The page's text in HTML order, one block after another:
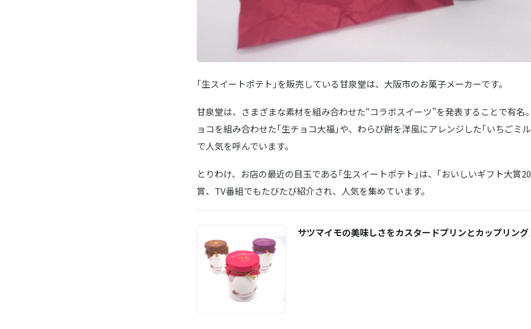
｢生スイートポテト｣を販売している甘泉堂は、大阪市のお菓子メーカーです。
甘泉堂は、さまざまな素材を組み合わせた“コラボスイーツ”を発表することで有名
ョコを組み合わせた｢生チョコ大福｣や、わらび餅を洋風にアレンジした｢いちごミ
で人気を呼んでいます。
とりわけ、お店の最近の目玉である｢生スイートポテト｣は、｢おいしいギフト大賞
賞、TV番組でもたびたび紹介され、人気を集めています。
サツマイモの美味しさをカスタードプリンとカップリン